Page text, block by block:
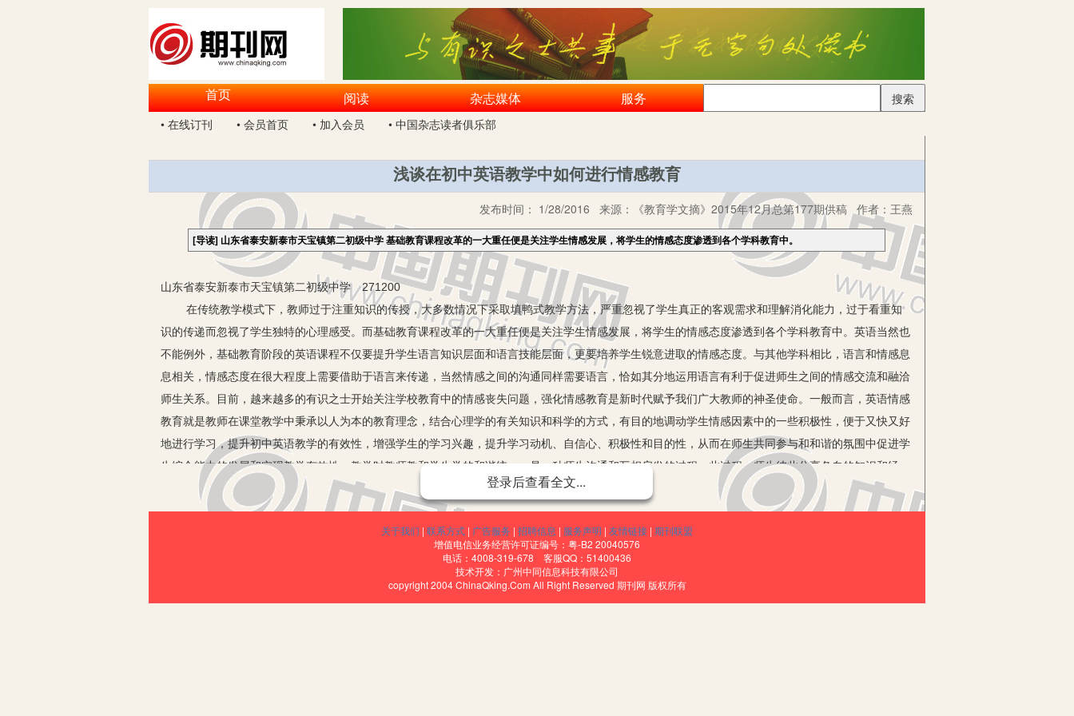
首页 阅读 杂志媒体 服务
搜索
• 在线订刊
• 会员首页 • 加入会员 • 中国杂志读者俱乐部
浅谈在初中英语教学中如何进行情感教育
发布时间： 1/28/2016 来源： 《教育学文摘》2015年12月总第177期供稿 作者： 王燕
[导读] 山东省泰安新泰市天宝镇第二初级中学 基础教育课程改革的一大重任便是关注学生情感发展，将学生的情感态度渗透到各个学科教育中。
山东省泰安新泰市天宝镇第二初级中学 271200
在传统教学模式下，教师过于注重知识的传授，大多数情况下采取填鸭式教学方法，严重忽视了学生真正的客观需求和理解消化能力，过于看重知
识的传递而忽视了学生独特的心理感受。而基础教育课程改革的一大重任便是关注学生情感发展，将学生的情感态度渗透到各个学科教育中。英语当然也
不能例外，基础教育阶段的英语课程不仅要提升学生语言知识层面和语言技能层面，更要培养学生锐意进取的情感态度。与其他学科相比，语言和情感息
息相关，情感态度在很大程度上需要借助于语言来传递，当然情感之间的沟通同样需要语言，恰如其分地运用语言有利于促进师生之间的情感交流和融洽
师生关系。目前，越来越多的有识之士开始关注学校教育中的情感丧失问题，强化情感教育是新时代赋予我们广大教师的神圣使命。一般而言，英语情感
教育就是教师在课堂教学中秉承以人为本的教育理念，结合心理学的有关知识和科学的方式，有目的地调动学生情感因素中的一些积极性，便于又快又好
地进行学习，提升初中英语教学的有效性，增强学生的学习兴趣，提升学习动机、自信心、积极性和目的性，从而在师生共同参与和和谐的氛围中促进学
生综合能力的发展和实现教学有效性。教学时教师教和学生学的和谐统一，是一种师生沟通和互相启发的过程，此过程，师生彼此分享各自的知识和经
验，在情感体验中实现共同发展，因此，情感因素在提升学生综合能力和教学有效性等方面效果显著。那么实施英语情感教学需要依据哪些方面呢？作者
认为，应注意以下四个方面：
寓教于乐在情感教学中居于核心地位，此方面需要教师整体把握各种教学变数，促使学生在一种欢乐的氛围中积极主动地学，换言之，是促使学生
在英语学习中善学和乐学。现代教育教学研究表明：“当学生处于欢乐的情绪中，可以最大程度提升他们的智力水平，在快乐的氛围中进行创造。”因此，
登录后查看全文...
关于我们 | 联系方式 | 广告服务 | 招聘信息 | 服务声明 | 友情链接 | 期刊联盟
增值电信业务经营许可证编号：粤-B2 20040576
电话：4008-319-678 客服QQ：51400436
技术开发：广州中同信息科技有限公司
copyright 2004 ChinaQking.Com All Right Reserved 期刊网 版权所有